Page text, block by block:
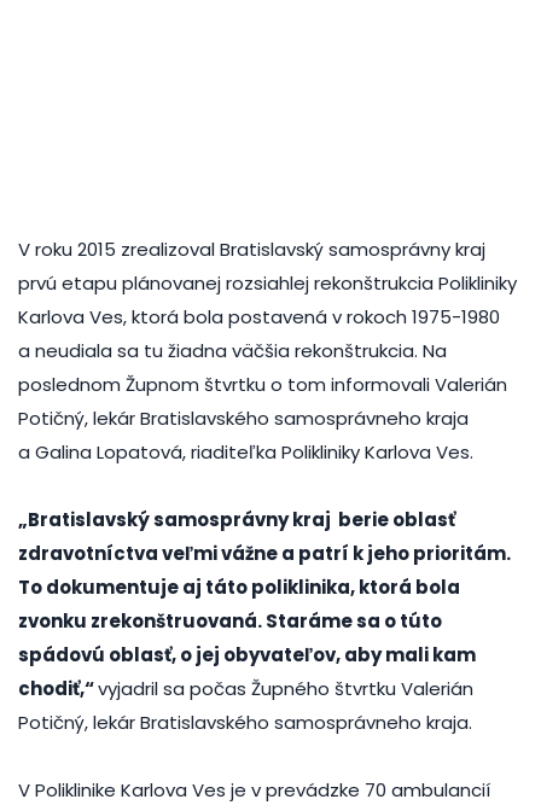
V roku 2015 zrealizoval Bratislavský samosprávny kraj
prvú etapu plánovanej rozsiahlej rekonštrukcia Polikliniky
Karlova Ves, ktorá bola postavená v rokoch 1975-1980
a neudiala sa tu žiadna väčšia rekonštrukcia. Na
poslednom Župnom štvrtku o tom informovali Valerián
Potičný, lekár Bratislavského samosprávneho kraja
a Galina Lopatová, riaditeľka Polikliniky Karlova Ves.
„Bratislavský samosprávny kraj berie oblasť
zdravotníctva veľmi vážne a patrí k jeho prioritám.
To dokumentuje aj táto poliklinika, ktorá bola
zvonku zrekonštruovaná. Staráme sa o túto
spádovú oblasť, o jej obyvateľov, aby mali kam
chodiť,“vyjadril sa počas Župného štvrtku Valerián
Potičný, lekár Bratislavského samosprávneho kraja.
V Poliklinike Karlova Ves je v prevádzke 70 ambulancií